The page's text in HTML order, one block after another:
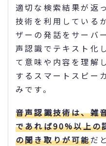
適切な検索結果が返
技術を利用している
ザーの発話をサーバ
声認識でテキスト化
て意味や内容を理解
するスマートスピー
みです。
音声認識技術は、雑
であれば90%以上の
の聞き取りが可能だ